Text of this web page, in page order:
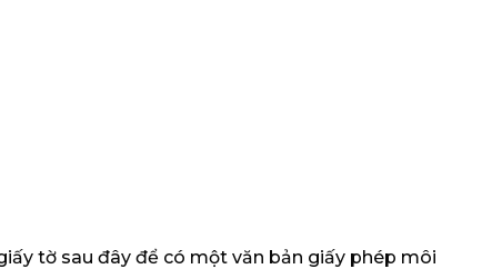
tờ sau đây để có một văn bản giấy phép môi